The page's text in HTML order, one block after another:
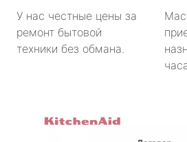
У нас честные цены за
ремонт бытовой
техники без обмана.